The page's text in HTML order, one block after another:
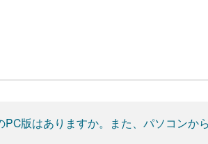
PC版はありますか。また、パソコンか